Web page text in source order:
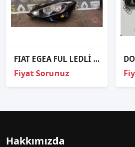
FIAT EGEA FUL LEDLİ MERCEKLİ SOL FAR ORJİNAL ÇIKMA PARÇA
Fiyat Sorunuz
Hakkımızda